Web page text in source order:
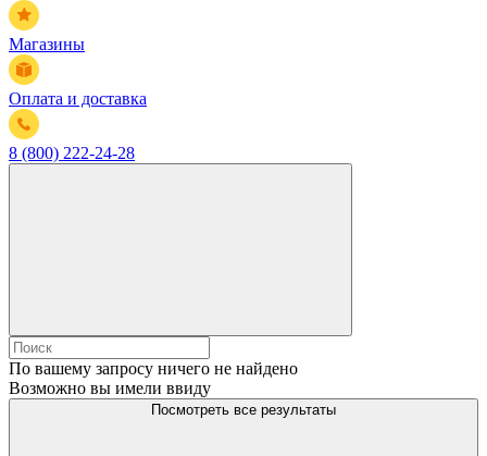
Магазины
Оплата и доставка
8 (800) 222-24-28
По вашему запросу ничего не найдено
Возможно вы имели ввиду
Посмотреть все результаты